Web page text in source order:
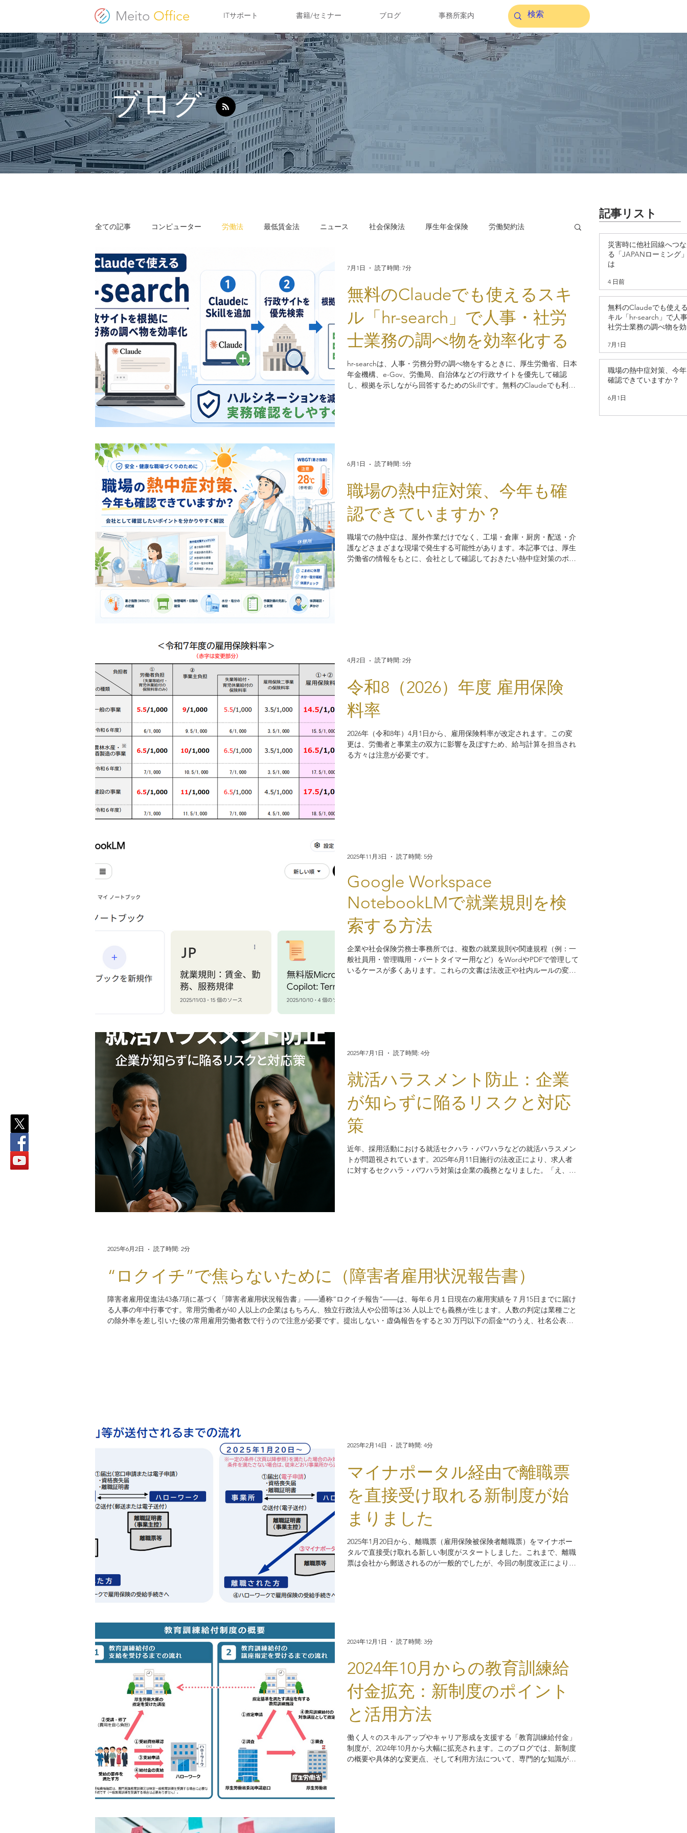
Meito Office ITサポート 書籍/セミナー ブログ 事務所案内
ブログ
全ての記事 コンピューター 労働法 最低賃金法 ニュース 社会保険法 厚生年金保険 労働契約法
労働基準法 パートタイム労働法 介護保険 労働安全衛生法
男女雇用機会均等法 ハラスメント セクハラ 住民税 給与計算 労災保険
通勤災害 働き方改革 賃金 確定拠出年金 iDeCo 退職金 就職活動（就活）
無料のClaudeでも使えるスキ
ル「hr-search」で人事・社労
士業務の調べ物を効率化する
hr-searchは、人事・労務分野の調べ物をするときに、厚生労働省、日本
年金機構、e-Gov、労働局、自治体などの行政サイトを優先して確認
し、根拠を示しながら回答するためのSkillです。無料のClaudeでも利用
7月1日 読了時間: 7分
職場の熱中症対策、今年も確
認できていますか？
職場での熱中症は、屋外作業だけでなく、工場・倉庫・厨房・配送・介
護などさまざまな現場で発生する可能性があります。本記事では、厚生
労働省の情報をもとに、会社として確認しておきたい熱中症対策のポイ
6月1日 読了時間: 5分
令和8（2026）年度 雇用保険
料率
2026年（令和8年）4月1日から、雇用保険料率が改定されます。​この変
更は、労働者と事業主の双方に影響を及ぼすため、給与計算を担当され
る方々は注意が必要です。​
4月2日 読了時間: 2分
Google Workspace
NotebookLMで就業規則を検
索する方法
企業や社会保険労務士事務所では、複数の就業規則や関連規程（例：一
般社員用・管理職用・パートタイマー用など）をWordやPDFで管理して
いるケースが多くあります。これらの文書は法改正や社内ルールの変更
2025年11月3日 読了時間: 5分
就活ハラスメント防止：企業
が知らずに陥るリスクと対応
策
近年、採用活動における就活セクハラ・パワハラなどの就活ハラスメン
トが問題視されています。2025年6月11日施行の法改正により、求人者
に対するセクハラ・パワハラ対策は企業の義務となりました。「え、そ
2025年7月1日 読了時間: 4分
“ロクイチ”で焦らないために（障害者雇用状況報告書）
障害者雇用促進法43条7項に基づく「障害者雇用状況報告書」――通称“ロクイチ報告”――は、毎年６月１日現在の雇用実績を７月15日までに届け
る人事の年中行事です。常用労働者が40 人以上の企業はもちろん、独立行政法人や公団等は36 人以上でも義務が生じます。人数の判定は業種ごと
の除外率を差し引いた後の常用雇用労働者数で行うので注意が必要です。提出しない・虚偽報告をすると30 万円以下の罰金**のうえ、社名公表や
2025年6月2日 読了時間: 2分
マイナポータル経由で離職票
を直接受け取れる新制度が始
まりました
2025年1月20日から、離職票（雇用保険被保険者離職票）をマイナポー
タルで直接受け取れる新しい制度がスタートしました。これまで、離職
票は会社から郵送されるのが一般的でしたが、今回の制度改正により、
2025年2月14日 読了時間: 4分
2024年10月からの教育訓練給
付金拡充：新制度のポイント
と活用方法
働く人々のスキルアップやキャリア形成を支援する「教育訓練給付金」
制度が、2024年10月から大幅に拡充されます。このブログでは、新制度
の概要や具体的な変更点、そして利用方法について、専門的な知識がな
2024年12月1日 読了時間: 3分
記事リスト
災害時に他社回線へつ
る「JAPANローミング
は
4 日前
無料のClaudeでも使え
キル「hr-search」で人
社労士業務の調べ物を
7月1日
職場の熱中症対策、今
確認できていますか？
6月1日